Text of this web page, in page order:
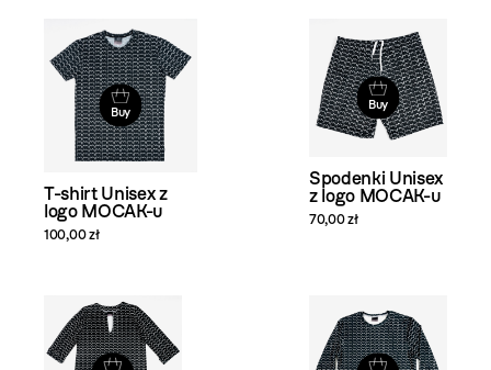
i filtrowanie
produktów
Buy
T-shirt Unisex z
logo MOCAK-u
100,00 zł
Buy
Spodenki Unisex
z logo MOCAK-u
70,00 zł